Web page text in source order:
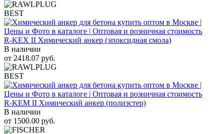
BEST
R-KEX II Химический анкер (эпоксидная смола)
В наличии
от 2418.07 руб.
BEST
R-KEM II Химический анкер (полиэстер)
В наличии
от 1500.00 руб.